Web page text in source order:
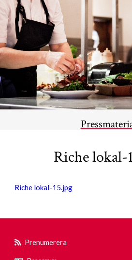
Riche lokal-
Riche lokal-15.jpg
Prenumerera